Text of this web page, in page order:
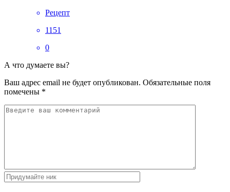
Рецепт
1151
0
А что думаете вы?
Ваш адрес email не будет опубликован. Обязательные поля
помечены *